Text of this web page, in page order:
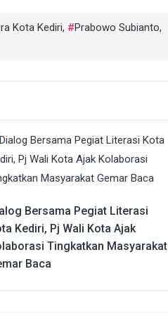
Kota Kediri, Prabowo Subianto,
Bersama Pegiat Literasi
Kediri, Pj Wali Kota Ajak
Tingkatkan Masyarakat
Baca